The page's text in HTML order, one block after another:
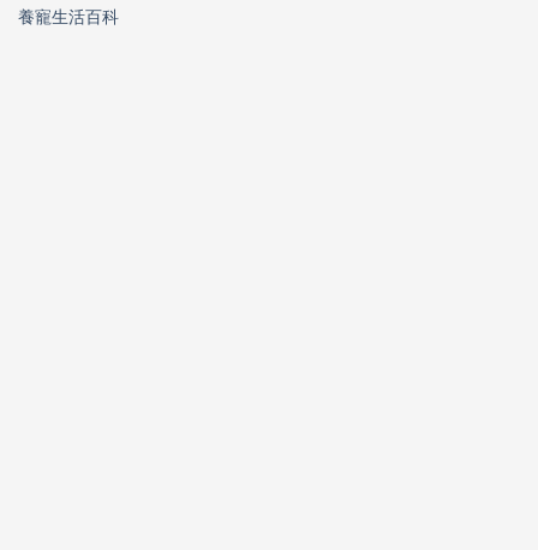
養寵生活百科